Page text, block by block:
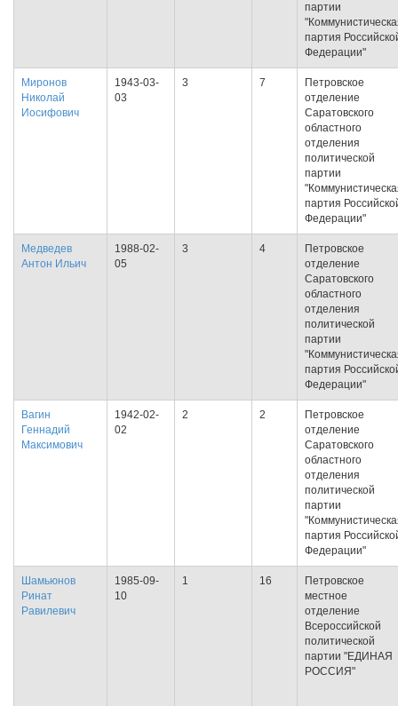
партии
партия
Федерации"
Миронов
Николай
Иосифович
1943-03-
03
3 7
Петровское
отделение
Саратовского
областного
отделения
политической
партии
партия
Федерации"
Медведев
Антон Ильич
1988-02-
05
3 4
Петровское
отделение
Саратовского
областного
отделения
политической
партии
партия
Федерации"
Вагин
Геннадий
Максимович
1942-02-
02
2 2
Петровское
отделение
Саратовского
областного
отделения
политической
партии
партия
Федерации"
Шамьюнов
Ринат
Равилевич
1985-09-
10
1 16
Петровское
местное
отделение
Всероссийской
политической
партии "ЕДИНАЯ
РОССИЯ"